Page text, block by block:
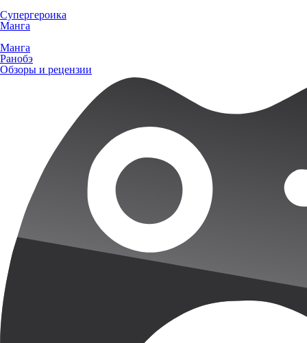
Супергероика
Манга
Манга
Ранобэ
Обзоры и рецензии